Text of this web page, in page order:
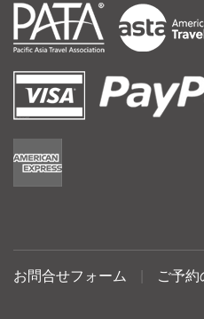
お問合せフォーム ご予約